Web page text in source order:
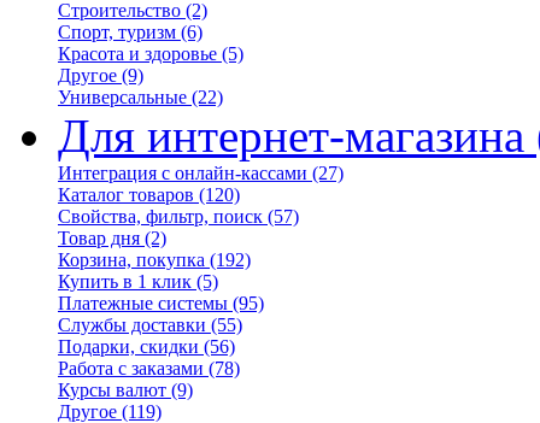
Строительство (2)
Спорт, туризм (6)
Красота и здоровье (5)
Другое (9)
Универсальные (22)
Для интернет-магазина
Интеграция с онлайн-кассами (27)
Каталог товаров (120)
Свойства, фильтр, поиск (57)
Товар дня (2)
Корзина, покупка (192)
Купить в 1 клик (5)
Платежные системы (95)
Службы доставки (55)
Подарки, скидки (56)
Работа с заказами (78)
Курсы валют (9)
Другое (119)